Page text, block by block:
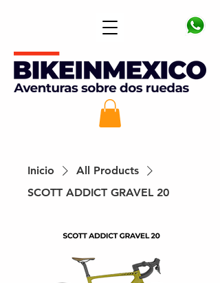
Inicio
All Products
SCOTT ADDICT GRAVEL 20